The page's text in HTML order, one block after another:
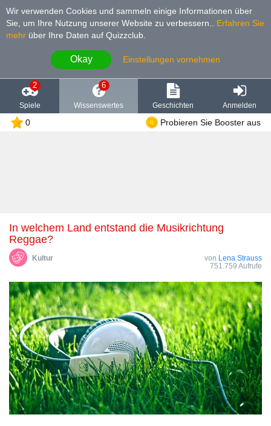
Wir verwenden Cookies und sammeln einige Informationen über
Sie, um Ihre Nutzung unserer Website zu verbessern.
Erfahren Sie
mehr über Ihre Daten auf Quizzclub.
Okay Einstellungen vornehmen
2
Spiele
6
Wissenswertes Geschichten Anmelden
0 Probieren Sie Booster aus
In welchem Land entstand die Musikrichtung
Reggae?
Kultur von Lena Strauss
751.759 Aufrufe